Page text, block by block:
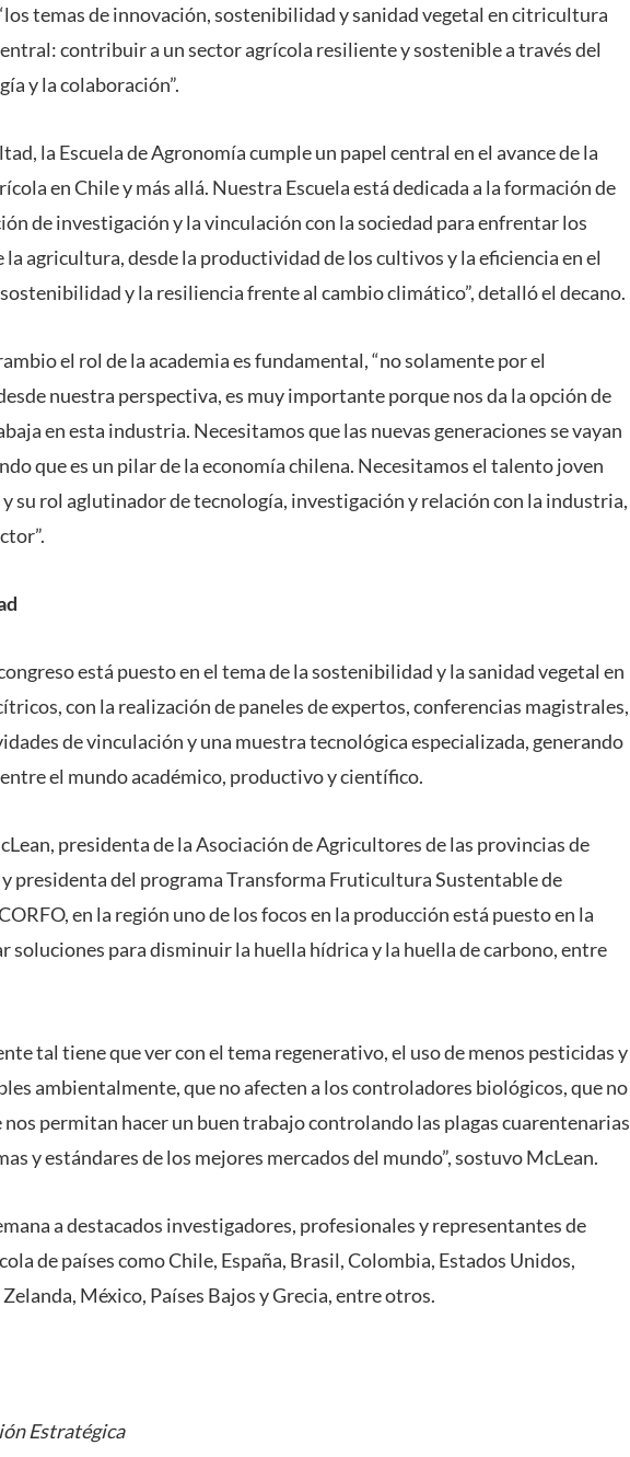
temas de innovación, sostenibilidad y sanidad vegetal en citricultura
contribuir a un sector agrícola resiliente y sostenible a través del
y la colaboración”.
la Escuela de Agronomía cumple un papel central en el avance de la
en Chile y más allá. Nuestra Escuela está dedicada a la formación de
de investigación y la vinculación con la sociedad para enfrentar los
la agricultura, desde la productividad de los cultivos y la eficiencia en el
y la resiliencia frente al cambio climático”, detalló el decano.
el rol de la academia es fundamental, “no solamente por el
nuestra perspectiva, es muy importante porque nos da la opción de
en esta industria. Necesitamos que las nuevas generaciones se vayan
que es un pilar de la economía chilena. Necesitamos el talento joven
su rol aglutinador de tecnología, investigación y relación con la industria,
está puesto en el tema de la sostenibilidad y la sanidad vegetal en
con la realización de paneles de expertos, conferencias magistrales,
de vinculación y una muestra tecnológica especializada, generando
el mundo académico, productivo y científico.
presidenta de la Asociación de Agricultores de las provincias de
presidenta del programa Transforma Fruticultura Sustentable de
en la región uno de los focos en la producción está puesto en la
soluciones para disminuir la huella hídrica y la huella de carbono, entre
tal tiene que ver con el tema regenerativo, el uso de menos pesticidas y
ambientalmente, que no afecten a los controladores biológicos, que no
nos permitan hacer un buen trabajo controlando las plagas cuarentenarias
y estándares de los mejores mercados del mundo”, sostuvo McLean.
a destacados investigadores, profesionales y representantes de
de países como Chile, España, Brasil, Colombia, Estados Unidos,
México, Países Bajos y Grecia, entre otros.
Estratégica